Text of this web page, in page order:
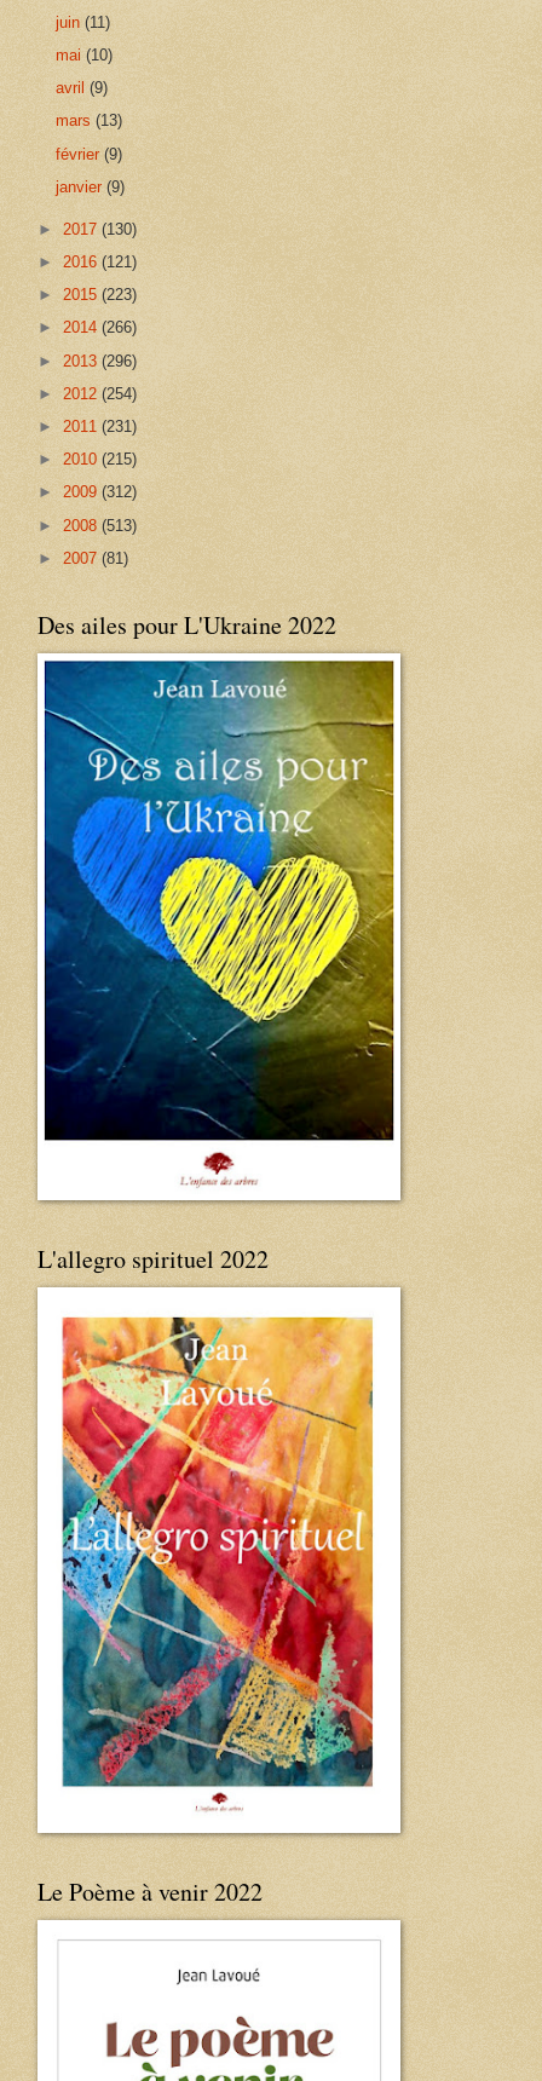
juin(11)
mai(10)
avril(9)
mars(13)
février(9)
janvier(9)
► 2017 (130)
► 2016 (121)
► 2015 (223)
► 2014 (266)
► 2013 (296)
► 2012 (254)
► 2011 (231)
► 2010 (215)
► 2009 (312)
► 2008 (513)
► 2007 (81)
Des ailes pour L'Ukraine 2022
L'allegro spirituel 2022
Le Poème à venir 2022